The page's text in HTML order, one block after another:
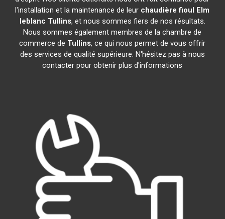
l'installation et la maintenance de leur chaudière fioul Elm
leblanc Tullins, et nous sommes fiers de nos résultats.
Nous sommes également membres de la chambre de
commerce de Tullins, ce qui nous permet de vous offrir
des services de qualité supérieure. N'hésitez pas à nous
contacter pour obtenir plus d'informations